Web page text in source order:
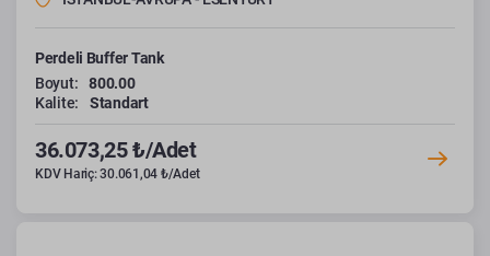
Perdeli Buffer Tank
Boyut:
800.00
Kalite:
Standart
36.073,25 ₺/Adet
KDV Hariç: 30.061,04 ₺/Adet